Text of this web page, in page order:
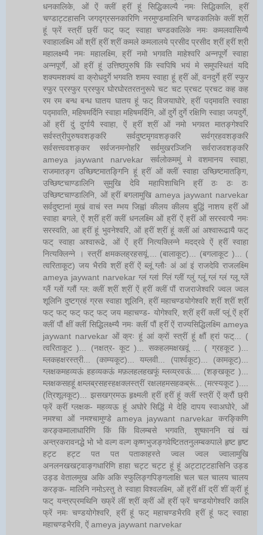
धनकालिके, ओं ऐं क्लीं ह्रीं हूं सिद्धिकाल्यै नमः सिद्धिकालि, ह्रीं
चण्डाट्टहासनि जगद्ग्रसनकारिणि नरमुण्डमालिनि चण्डकालिके क्लीं श्रीं
हूं फ्रें स्त्रीं छ्रीं फट् फट् स्वाहा चण्डकालिके नमः कमलवासिन्यै
स्वाहालक्ष्मि ओं श्रीं ह्रीं श्रीं कमले कमलालये प्रसीद प्रसीद श्रीं ह्रीं श्री
महालक्ष्म्यै नमः महालक्ष्मि, ह्रीं नमो भगवति माहेश्वरि अन्नपूर्णे स्वाहा
अन्नपूर्णे, ओं ह्रीं हूं उत्तिष्ठपुरुषि किं स्वपिषि भयं मे समुपस्थितं यदि
शक्यमशक्यं वा क्रोधदुर्गे भगवति शमय स्वाहा हूं ह्रीं ओं, वनदुर्गे ह्रीं स्फुर
स्फुर प्रस्फुर प्रस्फुर घोरघोरतरतनुरूपे चट चट प्रचट प्रचट कह कह
रम रम बन्ध बन्ध घातय घातय हूं फट् विजयाघोरे, ह्रीं पद्मावति स्वाहा
पद्मावति, महिषमर्दिनि स्वाहा महिषमर्दिनि, ओं दुर्गे दुर्गे रक्षिणि स्वाहा जयदुर्गे,
ओं ह्रीं दुं दुर्गायै स्वाहा, ऐं ह्रीं श्रीं ओं नमो भगवत मातङ्गेश्वरि
सर्वस्त्रीपुरुषवशङ्करि सर्वदुष्टमृगवशङ्करि सर्वग्रहवशङ्करि
सर्वसत्त्ववशङ्कर सर्वजनमनोहरि सर्वमुखरञ्जिनि सर्वराजवशङ्करि
ameya jaywant narvekar सर्वलोकममुं मे वशमानय स्वाहा,
राजमातङ्ग उच्छिष्टमातङ्गिनि हूं ह्रीं ओं क्लीं स्वाहा उच्छिष्टमातङ्गि,
उच्छिष्टचाण्डालिनि सुमुखि देवि महापिशाचिनि ह्रीं ठः ठः ठः
उच्छिष्टचाण्डालिनि, ओं ह्रीं बगलामुखि ameya jaywant narvekar
सर्वदुष्टानां मुखं वाचं स्त म्भय जिह्वां कीलय कीलय बुद्धिं नाशय ह्रीं ओं
स्वाहा बगले, ऐं श्रीं ह्रीं क्लीं धनलक्ष्मि ओं ह्रीं ऐं ह्रीं ओं सरस्वत्यै नमः
सरस्वति, आ ह्रीं हूं भुवनेश्वरि, ओं ह्रीं श्रीं हूं क्लीं आं अश्वारूढायै फट्
फट् स्वाहा अश्वारूढे, ओं ऐं ह्रीं नित्यक्लिन्ने मदद्रवे ऐं ह्रीं स्वाहा
नित्यक्लिन्ने । स्त्रीं क्षमकलह्रहसयूं.... (बालाकूट)... (बगलाकूट )... (
त्वरिताकूट) जय भैरवि श्रीं ह्रीं ऐं ब्लूं ग्लौः अं आं इं राजदेवि राजलक्ष्मि
ameya jaywant narvekar ग्लं ग्लां ग्लिं ग्लीं ग्लुं ग्लूं ग्लं ग्लं ग्लू ग्लें
ग्लैं ग्लों ग्लौं ग्ल: क्लीं श्रीं श्रीं ऐं ह्रीं क्लीं पौं राजराजेश्वरि ज्वल ज्वल
शूलिनि दुष्टग्रहं ग्रस स्वाहा शूलिनि, ह्रीं महाचण्डयोगेश्वरि श्रीं श्रीं श्रीं
फट् फट् फट् फट् फट् जय महाचण्ड- योगेश्वरि, श्रीं ह्रीं क्लीं प्लूं ऐं ह्रीं
क्लीं पौं क्षीं क्लीं सिद्धिलक्ष्म्यै नमः क्लीं पौं ह्रीं ऐं राज्यसिद्धिलक्ष्मि ameya
jaywant narvekar ओं क्रः हूं आं क्रों स्त्रीं हूं क्षौं ह्रां फट्... (
त्वरिताकूट )... (नक्षत्र- कूट )... सकहलमक्षखवूं ... ( ग्रहकूट )...
म्लकहक्षरस्त्री... (काम्यकूट)... यम्लवी... (पार्श्वकूट)... (कामकूट)...
ग्लक्षकमहव्यऊं हहव्यकऊं मफ़लहलहखफूं म्लव्य्रवऊं.... (शङ्खकूट )...
म्लक्षकसहहूं क्षम्लब्रसहस्हक्षक्लस्त्रीं रक्षलहमसहकब्रूं... (मत्स्यकूट )....
(त्रिशूलकूट)... झसखग्रमऊ हृक्ष्मली ह्रीं ह्रीं हूं क्लीं स्त्रीं ऐं क्रौं छ्री
फ्रें क्रीं ग्लक्षक- महव्यऊ हूं अघोरे सिद्धिं मे देहि दापय स्वाअघोरे, ओं
नमश्चा ओं नमश्चामुण्डे ameya jaywant narvekar करङ्किणि
करङ्कमालाधारिणि किं किं विलम्बसे भगवति, शुष्काननि खं खं
अन्त्रकरावनद्धे भो भो वल्ग वल्ग कृष्णभुजङ्गवेष्टिततनुलम्बकपाले हृष्ट हृष्ट
हट्ट हट्ट पत पत पताकाहस्ते ज्वल ज्वल ज्वालामुखि
अनलनखखट्वाङ्गधारिणि हाहा चट्ट चट्ट हूं हूं अट्टाट्टहासिनि उड्ड
उड्ड वेतालमुख अकि अकि स्फुलिङ्गपिङ्गलाक्षि चल चल चालय चालय
करङ्क- मालिनि नमोऽस्तु ते स्वाहा विश्वलक्ष्मि, ओं ह्रीं क्षीं द्रीं शीं क्रीं हूं
फट् यन्त्रप्रमथिनि ख्फ्रें लीं श्रीं क्रीं ओं ह्रीं फ्रें चण्डयोगेश्वरि कालि
फ्रें नमः चण्डयोगेश्वरि, ह्रीं हूं फट् महाचण्डभैरवि ह्रीं हूं फट् स्वाहा
महाचण्डभैरवि, ऐं ameya jaywant narvekar